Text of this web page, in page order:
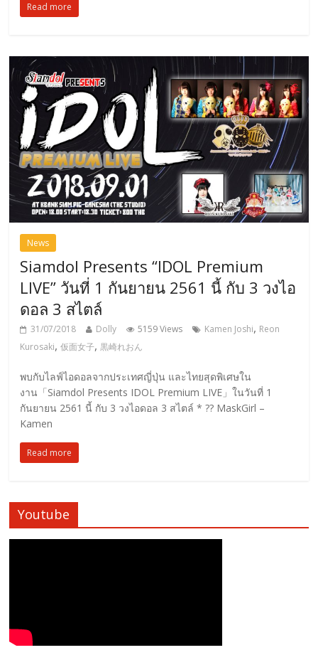
Read more
News
Siamdol Presents “IDOL Premium
LIVE” วันที่ 1 กันยายน 2561 นี้ กับ 3 วงไอ
ดอล 3 สไตล์
31/07/2018 Dolly 5159 Views Kamen Joshi, Reon
Kurosaki,仮面女子,黒崎れおん
พบกับไลฟ์ไอดอลจากประเทศญี่ปุ่น และไทยสุดพิเศษใน
งาน「Siamdol Presents IDOL Premium LIVE」ในวันที่ 1
กันยายน 2561 นี้ กับ 3 วงไอดอล 3 สไตล์ * ?? MaskGirl –
Kamen
Read more
Youtube